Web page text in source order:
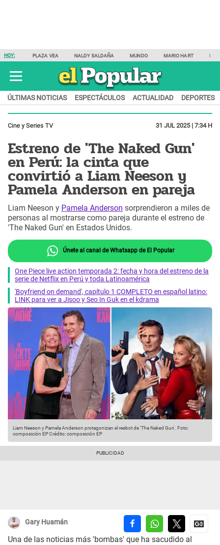
HOY: PLAZA VEA NALDY SALDAÑA MUNDO MARIO HART
ÚLTIMAS NOTICIAS ESPECTÁCULOS ACTUALIDAD DEPORTES
Cine y Series TV 31 JUL 2025 | 7:34 H
Estreno de 'The Naked Gun'
en Perú: la cinta que
convirtió a Liam Neeson y
Pamela Anderson en pareja
Liam Neeson y Pamela Anderson sorprendieron a miles de
personas al mostrarse como pareja durante el estreno de
'The Naked Gun' en Estados Unidos.
Únete al canal de Whatsapp de El Popular
One Piece live action temporada 2: fecha y hora del estreno de la
serie de Netflix en Perú y toda Latinoamérica
'Boyfriend on demand', capítulo 1 COMPLETO en español latino:
LINK para ver a Jisoo y Seo In Guk en el kdrama
Liam Neeson y Pamela Anderson protagonizan el reebot de 'The Naked Gun'. Foto:
composición EPCrédito: composición EP
Gary Huamán
Una de las noticias más 'bombas' que ha sacudido al